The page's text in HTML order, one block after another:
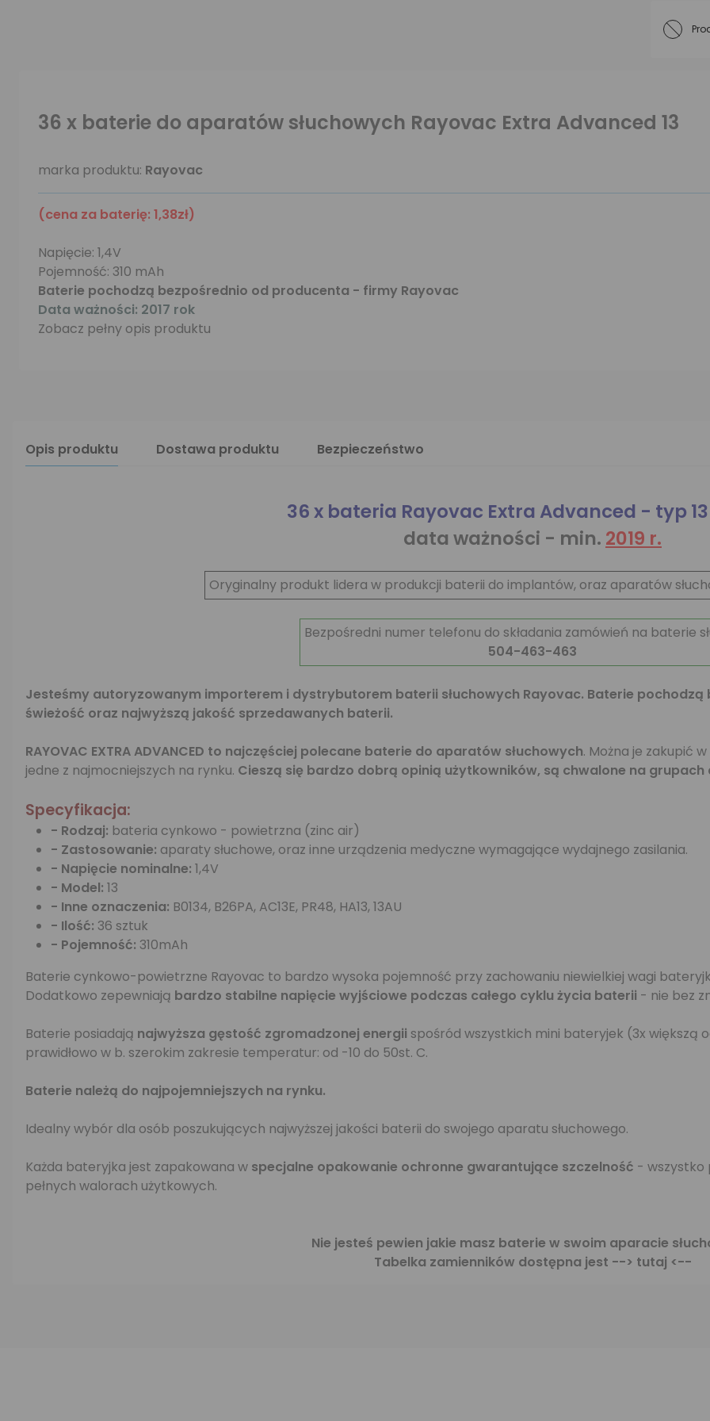
36 x baterie do aparatów słuchowych Rayovac Extra Advanced 13
marka produktu: Rayovac
(cena za baterię: 1,38zł)
Napięcie: 1,4V
Pojemność: 310 mAh
Baterie pochodzą bezpośrednio od producenta - firmy Rayovac
Data ważności: 2017 rok
Zobacz pełny opis produktu
Opis produktu Dostawa produktu Bezpieczeństwo
36 x bateria Rayovac Extra Advanced - typ 13
data ważności - min. 2019 r.
Oryginalny produkt lidera w produkcji baterii do implantów, oraz aparatów
Bezpośredni numer telefonu do składania zamówień na baterie
504-463-463
Jesteśmy autoryzowanym importerem i dystrybutorem baterii słuchowych Rayovac. Baterie pochodzą
świeżość oraz najwyższą jakość sprzedawanych baterii.
RAYOVAC EXTRA ADVANCED to najczęściej polecane baterie do aparatów słuchowych. Można je zakupić
jedne z najmocniejszych na rynku. Cieszą się bardzo dobrą opinią użytkowników, są chwalone na grupach
Specyfikacja:
- Rodzaj: bateria cynkowo - powietrzna (zinc air)
- Zastosowanie: aparaty słuchowe, oraz inne urządzenia medyczne wymagające wydajnego zasilania.
- Napięcie nominalne: 1,4V
- Model: 13
- Inne oznaczenia: B0134, B26PA, AC13E, PR48, HA13, 13AU
- Ilość: 36 sztuk
- Pojemność: 310mAh
Baterie cynkowo-powietrzne Rayovac to bardzo wysoka pojemność przy zachowaniu niewielkiej wagi
Dodatkowo zepewniają bardzo stabilne napięcie wyjściowe podczas całego cyklu życia baterii - nie bez
Baterie posiadają najwyższa gęstość zgromadzonej energii spośród wszystkich mini bateryjek (3x większą
prawidłowo w b. szerokim zakresie temperatur: od -10 do 50st. C.
Baterie należą do najpojemniejszych na rynku.
Idealny wybór dla osób poszukujących najwyższej jakości baterii do swojego aparatu słuchowego.
Każda bateryjka jest zapakowana w specjalne opakowanie ochronne gwarantujące szczelność - wszystko
pełnych walorach użytkowych.
Nie jesteś pewien jakie masz baterie w swoim aparacie
Tabelka zamienników dostępna jest --> tutaj <--